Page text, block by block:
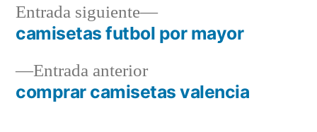
Navegación
de
entradas
Entrada anteriorEntrada
anterior:
comprar camisetas valencia
Entrada siguiente
Entrada
siguiente:
camisetas futbol por mayor